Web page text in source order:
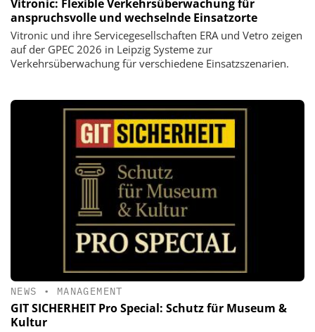
Vitronic: Flexible Verkehrsüberwachung für
anspruchsvolle und wechselnde Einsatzorte
Vitronic und ihre Servicegesellschaften ERA und Vetro zeigen
auf der GPEC 2026 in Leipzig Systeme zur
Verkehrsüberwachung für verschiedene Einsatzszenarien.
NEWS • MANAGEMENT
GIT SICHERHEIT Pro Special: Schutz für Museum &
Kultur